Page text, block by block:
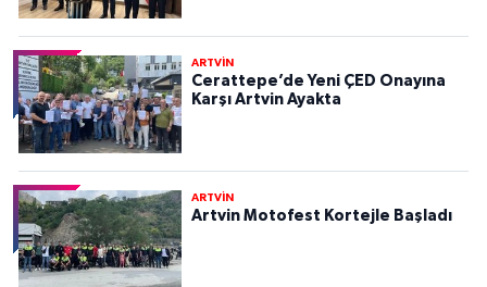
ARTVİN
Cerattepe’de Yeni ÇED Onayına
Karşı Artvin Ayakta
ARTVİN
Artvin Motofest Kortejle Başladı